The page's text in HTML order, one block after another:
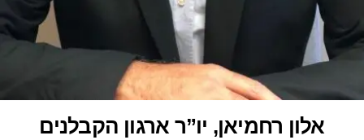
אלון רחמיאן, יו”ר ארגון הקבלנים